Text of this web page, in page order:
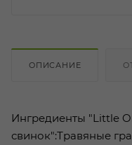
ОПИСАНИЕ
Ингредиенты "Little
свинок":Травяные